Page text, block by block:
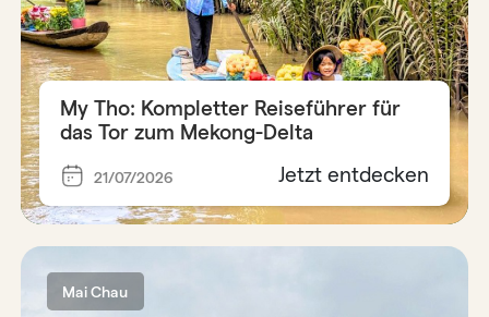
My Tho: Kompletter Reiseführer für
das Tor zum Mekong-Delta
21/07/2026 Jetzt entdecken
Mai Chau